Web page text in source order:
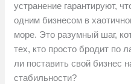
устранение гарантируют,
одним бизнесом в
море. Это разумный шаг,
тех, кто просто бродит по
ли поставить свой бизнес
стабильности?